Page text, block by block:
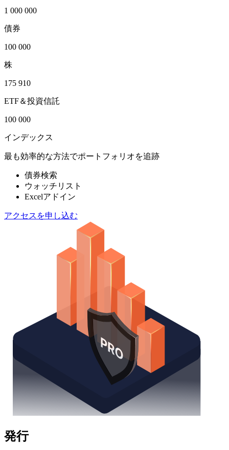
1 000 000
債券
100 000
株
175 910
ETF＆投資信託
100 000
インデックス
最も効率的な方法でポートフォリオを追跡
債券検索
ウォッチリスト
Excelアドイン
アクセスを申し込む
発行